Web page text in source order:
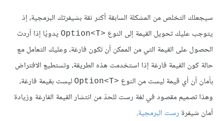
سيجعلك التخلص من المشكلة السابقة أكثر ثقة بشيفرتك البرمجية، إذ
يتوجب عليك تحويل القيمة إلى النوع Option<T>‎ يدويًا إذا أردت
الحصول على القيمة التي من الممكن أن تكون فارغة، وعليك التعامل مع
حالة كون القيمة فارغة إذا استخدمت هذه الطريقة، وتستطيع الافتراض
بأمان أن أي قيمة ليست من النوع Option<T>‎ ليست بقيمة فارغة،
وهذا تصميم مقصود في لغة رست للحدّ من انتشار القيمة الفارغة وزيادة
أمان شيفرة رست البرمجية.